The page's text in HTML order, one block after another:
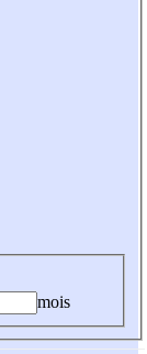
mois